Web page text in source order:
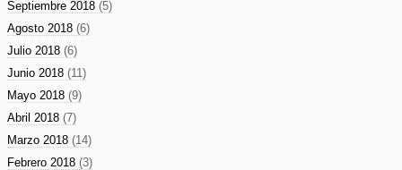
Septiembre 2018 (5)
Agosto 2018 (6)
Julio 2018 (6)
Junio 2018 (11)
Mayo 2018 (9)
Abril 2018 (7)
Marzo 2018 (14)
Febrero 2018 (3)